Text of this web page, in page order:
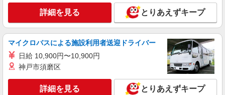
詳細を見る とりあえずキープ
マイクロバスによる施設利用者送迎ドライバー
日給 10,900円〜10,900円
神戸市須磨区
詳細を見る とりあえずキープ